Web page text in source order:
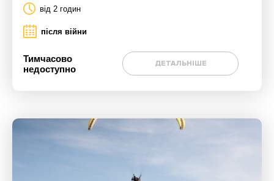
від 2 годин
після війни
Тимчасово
недоступно
ДЕТАЛЬНІШЕ